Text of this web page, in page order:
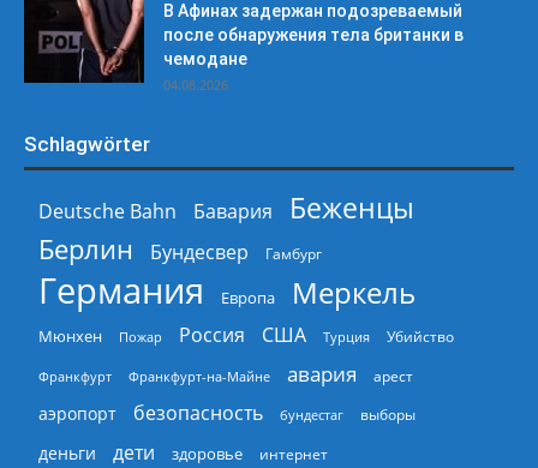
В Афинах задержан подозреваемый
после обнаружения тела британки в
чемодане
04.08.2026
Schlagwörter
Deutsche Bahn Бавария
Беженцы
Берлин
Бундесвер Гамбург
Германия Европа Меркель
Мюнхен Пожар Россия США Турция Убийство
Франкфурт Франкфурт-на-Майне авария арест
аэропорт безопасность бундестаг выборы
деньги дети здоровье интернет